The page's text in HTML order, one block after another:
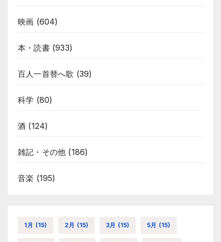
映画 (604)
本・読書(933)
百人一首替へ歌 (39)
科学 (80)
酒 (124)
雑記・その他 (186)
音楽 (195)
1月 (15) 2月 (15) 3月 (15) 5月 (15)